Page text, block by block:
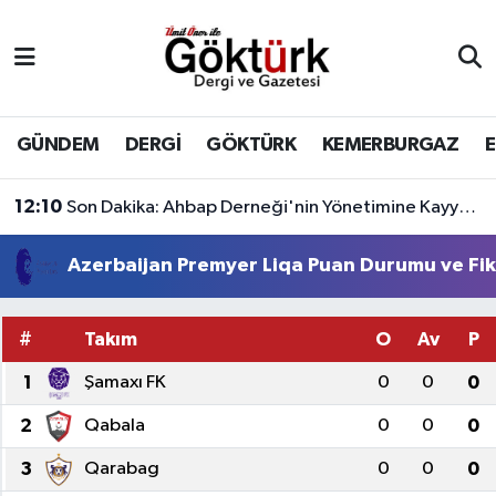
GÜNDEM DERGİ GÖKTÜRK KEMERBURGAZ
12:10 Son Dakika: Ahbap Derneği'nin Yönetimine Kayyum Atandı
Azerbaijan Premyer Liqa Puan Durumu ve
# Takım O Av P
1 Şamaxı FK 0 0 0
2 Qabala 0 0 0
3 Qarabag 0 0 0
BİLİM
DERGİ
EKONOMİ
GÖKTÜRK
GÜNDEM
Eyüpsultan Hava Durumu
Eyüpsultan Trafik Yoğunluk Haritası
Süper Lig Puan Durumu ve Fikstür
Haber Arşivi